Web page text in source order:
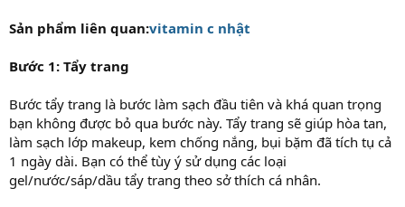
Sản phẩm liên quan:vitamin c nhật
Bước 1: Tẩy trang
Bước tẩy trang là bước làm sạch đầu tiên và khá quan trọng
bạn không được bỏ qua bước này. Tẩy trang sẽ giúp hòa tan,
làm sạch lớp makeup, kem chống nắng, bụi bặm đã tích tụ cả
1 ngày dài. Bạn có thể tùy ý sử dụng các loại
gel/nước/sáp/dầu tẩy trang theo sở thích cá nhân.